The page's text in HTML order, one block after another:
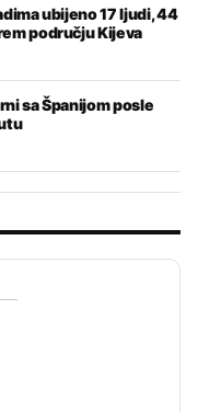
ubijeno 17 ljudi, 44
području Kijeva
sa Španijom posle